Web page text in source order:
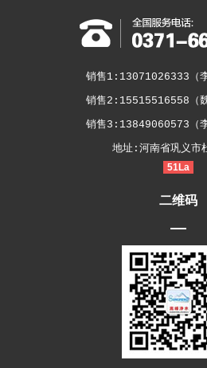
销售1:13071026333（
销售2:15515516558（
销售3:13849060573（
地址:河南省巩义市
51La
二维码